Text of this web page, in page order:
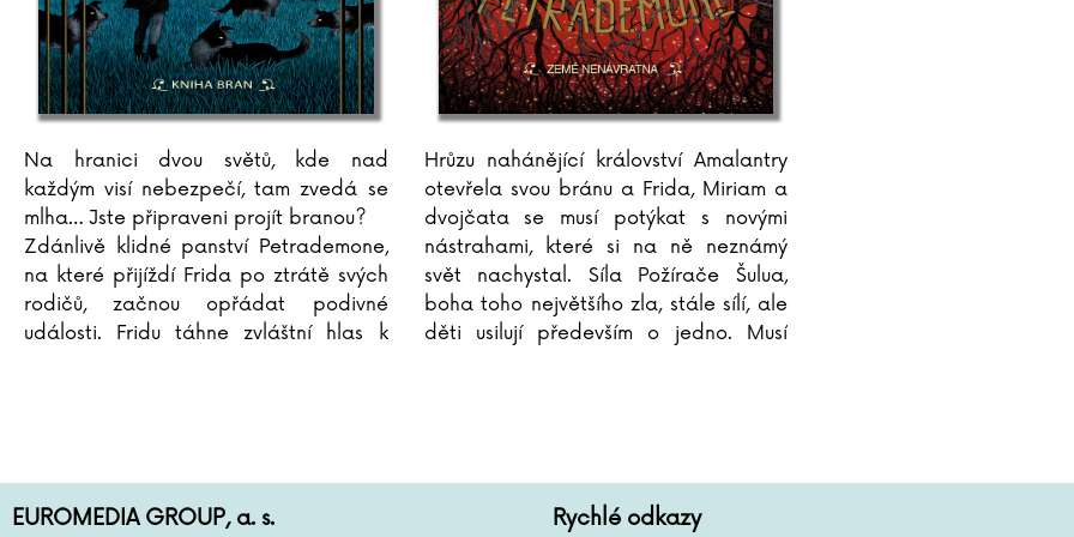
Na hranici dvou světů, kde nad
každým visí nebezpečí, tam zvedá se
mlha… Jste připraveni projít branou?
Zdánlivě klidné panství Petrademone,
na které přijíždí Frida po ztrátě svých
rodičů, začnou opřádat podivné
události. Fridu táhne zvláštní hlas k
Hrůzu nahánějící království Amalantry
otevřela svou bránu a Frida, Miriam a
dvojčata se musí potýkat s novými
nástrahami, které si na ně neznámý
svět nachystal. Síla Požírače Šulua,
boha toho největšího zla, stále sílí, ale
děti usilují především o jedno. Musí
EUROMEDIA GROUP, a. s. Rychlé odkazy